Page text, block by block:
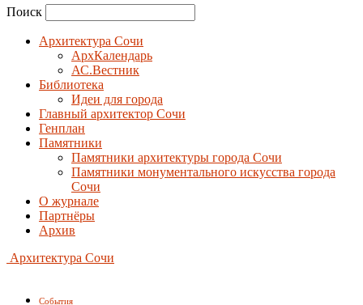
Поиск
Архитектура Сочи
АрхКалендарь
АС.Вестник
Библиотека
Идеи для города
Главный архитектор Сочи
Генплан
Памятники
Памятники архитектуры города Сочи
Памятники монументального искусства города
Сочи
О журнале
Партнёры
Архив
Архитектура Сочи
События